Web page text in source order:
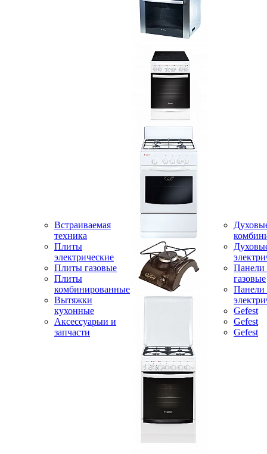
Встраиваемая
техника
Плиты
электрические
Плиты газовые
Плиты
комбинированные
Вытяжки
кухонные
Аксессуарыи и
запчасти
Панели
газовые
Панели
Gefest
Gefest
Gefest